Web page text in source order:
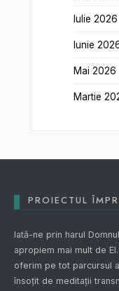
Iulie 2026
Iunie
Mai 2026
Martie
PROIECTUL
Iată-ne prin harul
apropiem mai mult de
oferim pe tot parcursul
însoțit de meditații